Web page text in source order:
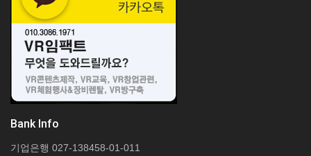
Bank Info
기업은행 027-138458-01-011